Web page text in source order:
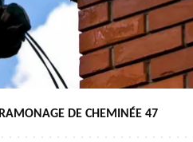
RAMONAGE DE CHEMINÉE 47